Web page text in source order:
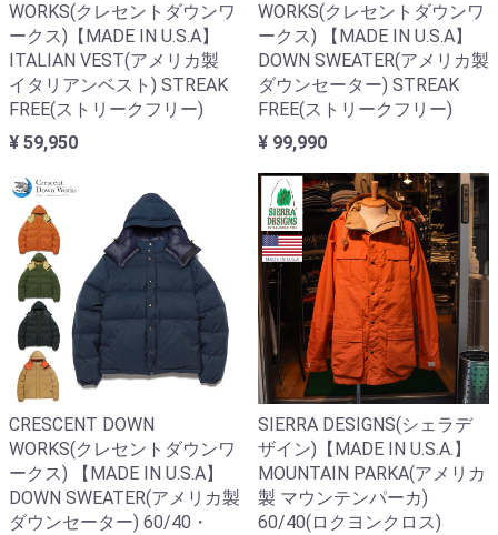
WORKS(クレセントダウンワ
ークス)【MADE IN U.S.A】
ITALIAN VEST(アメリカ製
イタリアンベスト) STREAK
FREE(ストリークフリー)
¥ 59,950
WORKS(クレセントダウンワ
ークス) 【MADE IN U.S.A】
DOWN SWEATER(アメリカ製
ダウンセーター) STREAK
FREE(ストリークフリー)
¥ 99,990
CRESCENT DOWN
WORKS(クレセントダウンワ
ークス) 【MADE IN U.S.A】
DOWN SWEATER(アメリカ製
ダウンセーター) 60/40・
SIERRA DESIGNS(シェラデ
ザイン)【MADE IN U.S.A.】
MOUNTAIN PARKA(アメリカ
製 マウンテンパーカ)
60/40(ロクヨンクロス)